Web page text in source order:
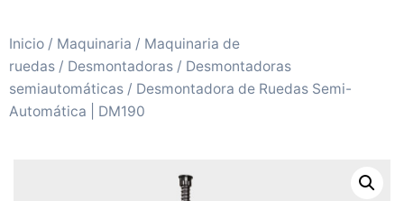
Inicio / Maquinaria / Maquinaria de
ruedas / Desmontadoras / Desmontadoras
semiautomáticas / Desmontadora de Ruedas Semi-
Automática | DM190